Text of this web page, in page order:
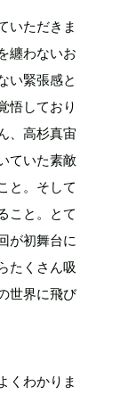
いただきま
纏わないお
い緊張感と
悟しており
、高杉真宙
ていた素敵
と。そして
こと。とて
が初舞台に
たくさん吸
世界に飛び
くわかりま